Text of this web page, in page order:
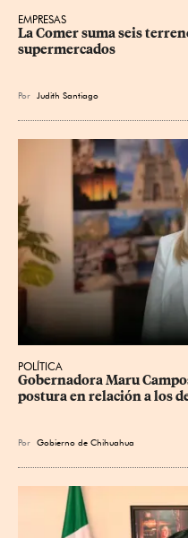
EMPRESAS
La Comer suma seis
supermercados
Por Judith Santiago
POLÍTICA
Gobernadora Maru
postura en relación a los
Por Gobierno de Chihuahua